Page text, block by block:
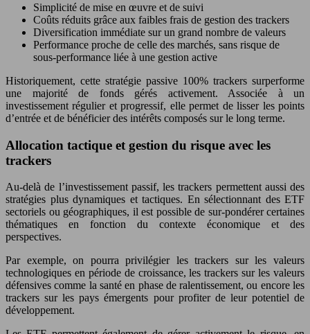
Simplicité de mise en œuvre et de suivi
Coûts réduits grâce aux faibles frais de gestion des trackers
Diversification immédiate sur un grand nombre de valeurs
Performance proche de celle des marchés, sans risque de
sous-performance liée à une gestion active
Historiquement, cette stratégie passive 100% trackers surperforme
une majorité de fonds gérés activement. Associée à un
investissement régulier et progressif, elle permet de lisser les points
d’entrée et de bénéficier des intérêts composés sur le long terme.
Allocation tactique et gestion du risque avec les
trackers
Au-delà de l’investissement passif, les trackers permettent aussi des
stratégies plus dynamiques et tactiques. En sélectionnant des ETF
sectoriels ou géographiques, il est possible de sur-pondérer certaines
thématiques en fonction du contexte économique et des
perspectives.
Par exemple, on pourra privilégier les trackers sur les valeurs
technologiques en période de croissance, les trackers sur les valeurs
défensives comme la santé en phase de ralentissement, ou encore les
trackers sur les pays émergents pour profiter de leur potentiel de
développement.